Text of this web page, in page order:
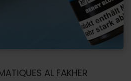
AL FAKHER